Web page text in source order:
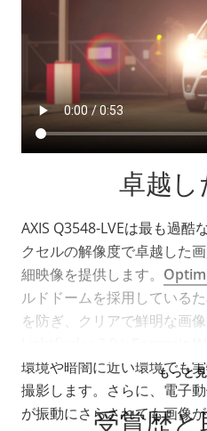
もっと
卓越
AXIS Q3548-LVEは最も過酷
クセルの解像度で卓越した
細映像を提供します。
ルドドームを採用している
を防ぎ、クリアで鮮明な画
環境や暗闇に近い環境でも
撮影します。さらに、電子
が振動にさらされても画像
受賞歴